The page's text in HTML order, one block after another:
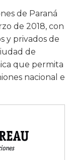
de Paraná
de 2018, con
y privados de
de
que permita
nacional e